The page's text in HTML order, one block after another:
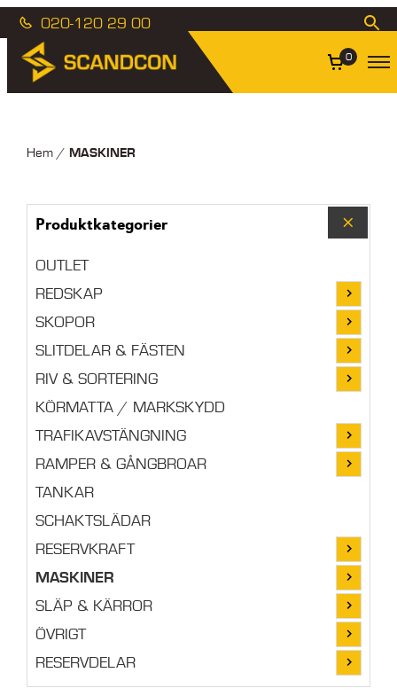
020-120 29 00
0
Hem/ MASKINER
Produktkategorier
OUTLET
REDSKAP
SKOPOR
SLITDELAR & FÄSTEN
RIV & SORTERING
KÖRMATTA / MARKSKYDD
TRAFIKAVSTÄNGNING
RAMPER & GÅNGBROAR
TANKAR
SCHAKTSLÄDAR
RESERVKRAFT
MASKINER
SLÄP & KÄRROR
ÖVRIGT
RESERVDELAR